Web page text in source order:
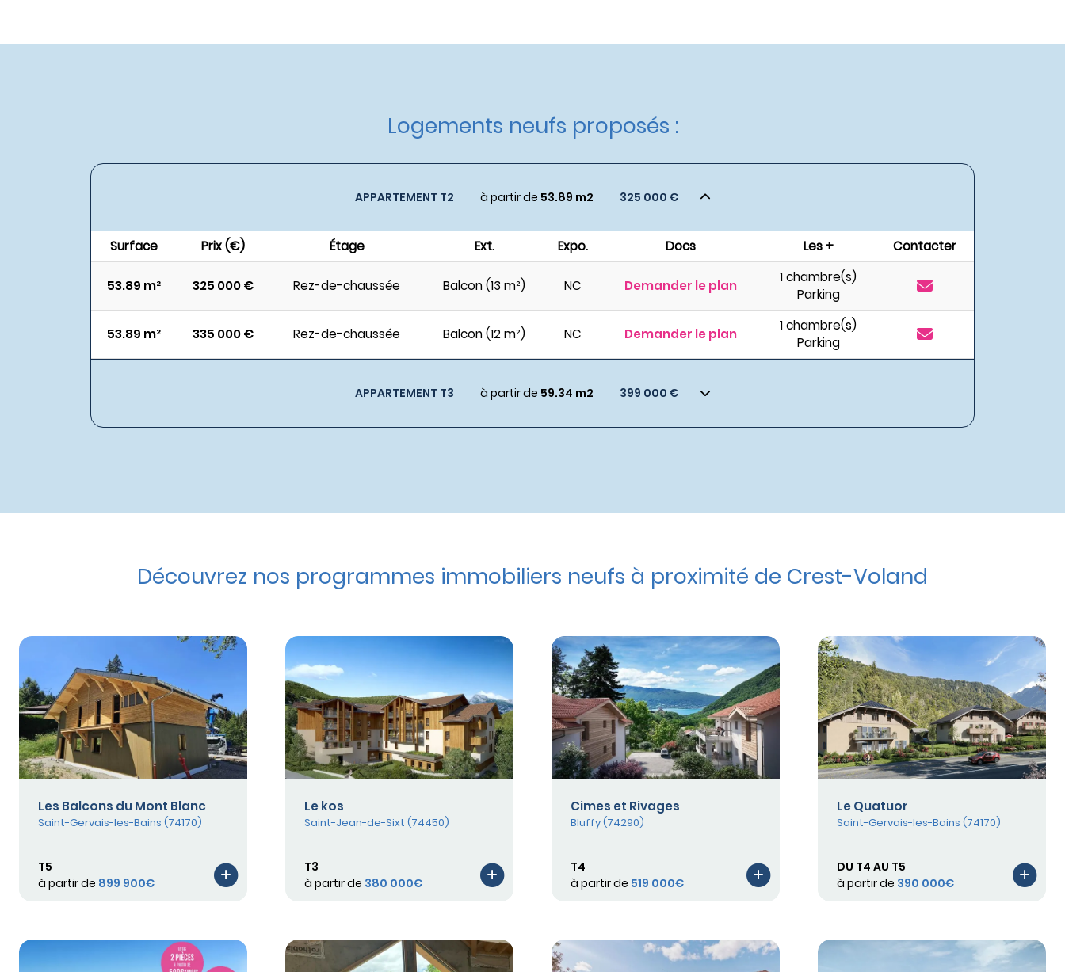
Logements neufs proposés :
APPARTEMENT T2 à partir de 53.89 m2 325 000 €
Surface Prix (€) Étage Ext. Expo. Docs Les + Contacter
53.89 m² 325 000 € Rez-de-chaussée Balcon (13 m²) NC Demander le plan
1 chambre(s)
Parking
53.89 m² 335 000 € Rez-de-chaussée Balcon (12 m²) NC Demander le plan
1 chambre(s)
Parking
APPARTEMENT T3 à partir de 59.34 m2 399 000 €
Découvrez nos programmes immobiliers neufs à proximité de Crest-Voland
Les Balcons du Mont Blanc
Saint-Gervais-les-Bains (74170)
T5
à partir de 899 900€
Le kos
Saint-Jean-de-Sixt (74450)
T3
à partir de 380 000€
Cimes et Rivages
Bluffy (74290)
T4
à partir de 519 000€
Le Quatuor
Saint-Gervais-les-Bains (74170)
DU T4 AU T5
à partir de 390 000€